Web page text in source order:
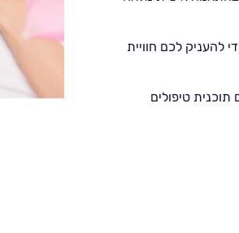
להעניק לכם חוויית
טיפולים